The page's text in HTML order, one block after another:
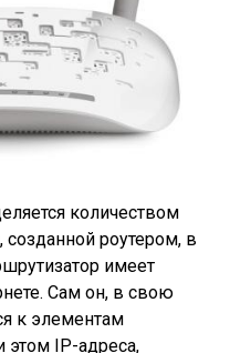
количеством
созданной роутером, в
имеет
Сам он, в свою
к элементам
этом IP-адреса,